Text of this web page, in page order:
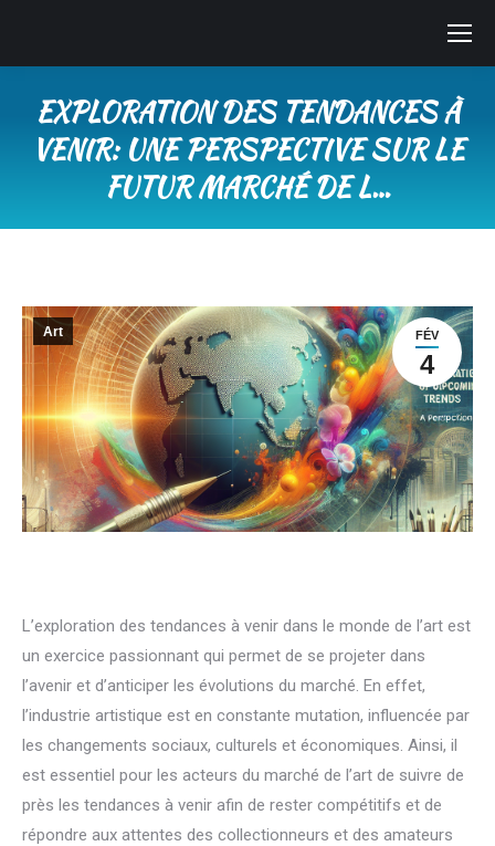
EXPLORATION DES TENDANCES À
VENIR: UNE PERSPECTIVE SUR LE
FUTUR MARCHÉ DE L…
FÉV
4
Art
L’exploration des tendances à venir dans le monde de l’art est
un exercice passionnant qui permet de se projeter dans
l’avenir et d’anticiper les évolutions du marché. En effet,
l’industrie artistique est en constante mutation, influencée par
les changements sociaux, culturels et économiques. Ainsi, il
est essentiel pour les acteurs du marché de l’art de suivre de
près les tendances à venir afin de rester compétitifs et de
répondre aux attentes des collectionneurs et des amateurs